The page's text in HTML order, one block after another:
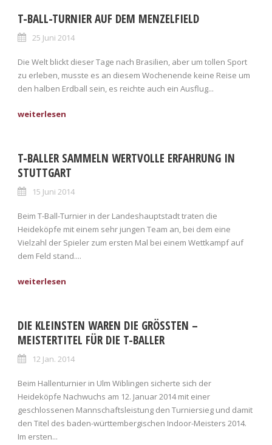
T-BALL-TURNIER AUF DEM MENZELFIELD
25 Juni 2014
Die Welt blickt dieser Tage nach Brasilien, aber um tollen Sport
zu erleben, musste es an diesem Wochenende keine Reise um
den halben Erdball sein, es reichte auch ein Ausflug...
T-BALLER SAMMELN WERTVOLLE ERFAHRUNG IN
STUTTGART
15 Juni 2014
Beim T-Ball-Turnier in der Landeshauptstadt traten die
Heideköpfe mit einem sehr jungen Team an, bei dem eine
Vielzahl der Spieler zum ersten Mal bei einem Wettkampf auf
dem Feld stand....
DIE KLEINSTEN WAREN DIE GRÖSSTEN – M
EISTERTITEL FÜR DIE T-BALLER
12 Jan. 2014
Beim Hallenturnier in Ulm Wiblingen sicherte sich der
Heideköpfe Nachwuchs am 12. Januar 2014 mit einer
geschlossenen Mannschaftsleistung den Turniersieg und damit
den Titel des baden-württembergischen Indoor-Meisters 2014.
Im ersten...